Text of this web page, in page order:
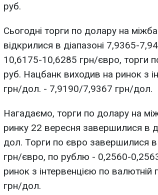
руб.
Сьогодні торги по долару на
відкрилися в діапазоні 7,9365-
10,6175-10,6285 грн/євро, торги
руб. Нацбанк виходив на ринок з
грн/дол. - 7,9190/7,9367 грн/дол.
Нагадаємо, торги по долару на
ринку 22 вересня завершилися в
дол. Торги по євро завершилися
грн/євро, по рублю - 0,2560-
ринок з інтервенцією по
грн/дол.